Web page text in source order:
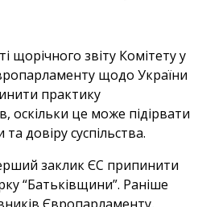
щорічного звіту Комітету у
щодо України
практику
оскільки це може підірвати
довіру суспільства.
заклик ЄС припинити
“Батьківщини”. Раніше